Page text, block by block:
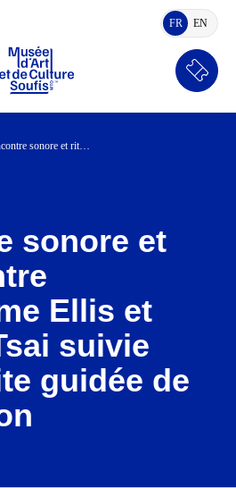
FRFRANÇAIS
EN
Rencontre sonore et rituelle entre JJJJJerome Ellis et Charwei Tsai suivie d’une visite guidée de l’exposition
sonore et
Ellis et
suivie
guidée de